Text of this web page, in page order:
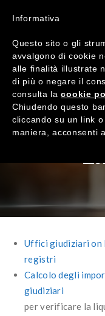
Uffici giudiziari on
registri
Calcolo degli
giudiziari
per verificare la
Informativa
Questo sito o gli
avvalgono di cookie
alle finalità illustrate
di più o negare il
consulta lacookie
Chiudendo questo
cliccando su un link
maniera, acconsenti